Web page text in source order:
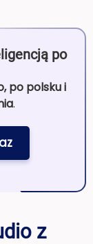
po
po polsku i
.
z